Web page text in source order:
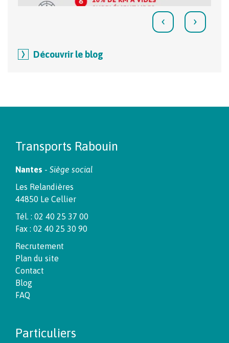
‹ ›
Découvrir le blog
Transports Rabouin
Nantes - Siège social
Les Relandières
44850 Le Cellier
Tél. : 02 40 25 37 00
Fax : 02 40 25 30 90
Recrutement
Plan du site
Contact
Blog
FAQ
Particuliers